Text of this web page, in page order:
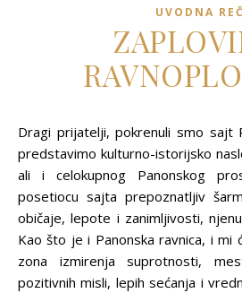
UVODNA REČ
Dragi prijatelji, pokrenuli smo sajt RAVNOPLOV u želji da
predstavimo kulturno-istorijsko
ali i celokupnog Panonskog
posetiocu sajta prepoznatljiv
običaje, lepote i zanimljivosti,
Kao što je i Panonska ravnica, i mi
zona izmirenja suprotnosti,
pozitivnih misli, lepih sećanja i